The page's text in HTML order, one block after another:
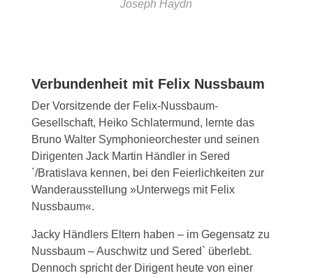
Joseph Haydn
Verbundenheit mit Felix Nussbaum
Der Vorsitzende der Felix-Nussbaum-
Gesellschaft, Heiko Schlatermund, lernte das
Bruno Walter Symphonieorchester und seinen
Dirigenten Jack Martin Händler in Sered
´/Bratislava kennen, bei den Feierlichkeiten zur
Wanderausstellung »Unterwegs mit Felix
Nussbaum«.
Jacky Händlers Eltern haben – im Gegensatz zu
Nussbaum – Auschwitz und Sered` überlebt.
Dennoch spricht der Dirigent heute von einer